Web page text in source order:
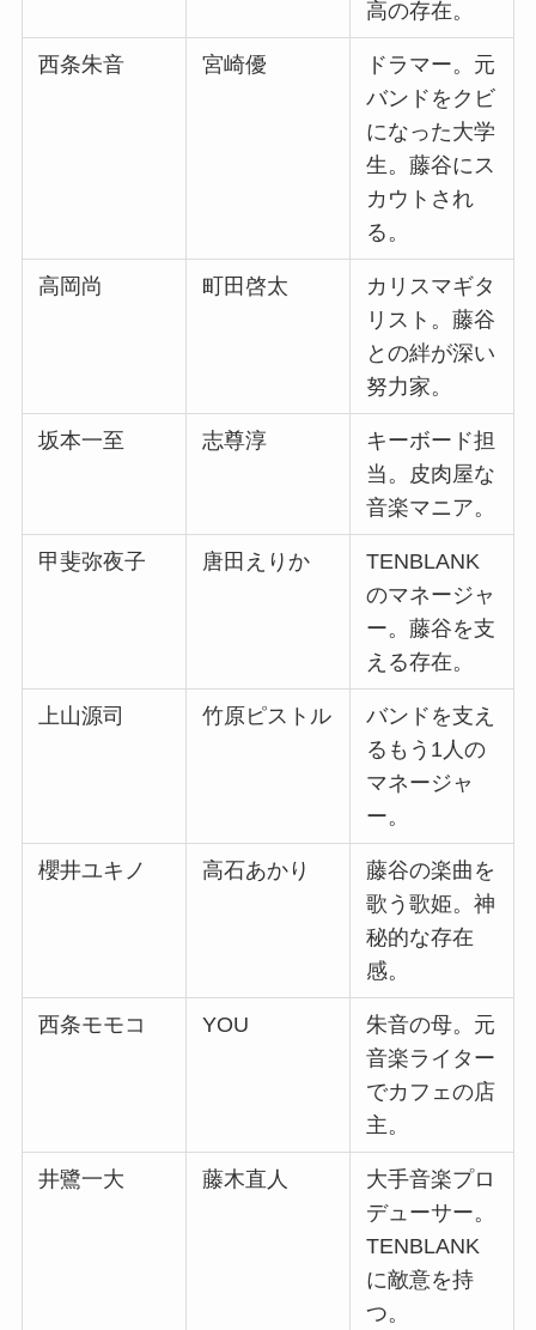
高の存在。
西条朱音 宮崎優
ドラマー。元
バンドをクビ
になった大学
生。藤谷にス
カウトされ
る。
高岡尚 町田啓太
カリスマギタ
リスト。藤谷
との絆が深い
努力家。
坂本一至 志尊淳
キーボード担
当。皮肉屋な
音楽マニア。
甲斐弥夜子 唐田えりか
TENBLANK
のマネージャ
ー。藤谷を支
える存在。
上山源司 竹原ピストル
バンドを支え
るもう1人の
マネージャ
ー。
櫻井ユキノ 高石あかり
藤谷の楽曲を
歌う歌姫。神
秘的な存在
感。
西条モモコ YOU
朱音の母。元
音楽ライター
でカフェの店
主。
井鷺一大 藤木直人
大手音楽プロ
デューサー。
TENBLANK
に敵意を持
つ。